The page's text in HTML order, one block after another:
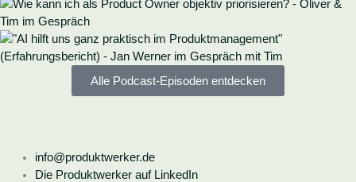
Alle Podcast-Episoden entdecken
info@produktwerker.de
Die Produktwerker auf LinkedIn